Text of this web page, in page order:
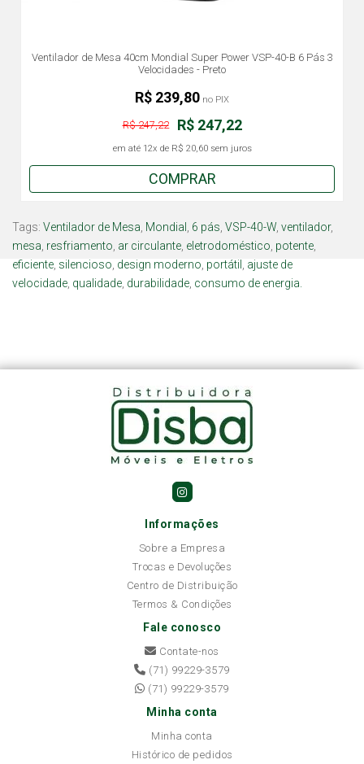
Ventilador de Mesa 40cm Mondial Super Power VSP-40-B 6 Pás 3
Velocidades - Preto
R$ 247,22
R$ 247,22
em até 12x de R$ 20,60sem juros
R$ 239,80 no PIX
COMPRAR
Tags: Ventilador de Mesa Mondial 6 pás VSP-40-W ventilador,
mesa resfriamento ar circulante eletrodoméstico potente
eficiente silencioso design moderno portátil
ajuste de
velocidade qualidade durabilidade consumo de energia.
Informações
Sobre a Empresa
Trocas e Devoluções
Centro de Distribuição
Termos & Condições
Fale conosco
Contate-nos
(71) 99229-3579
(71) 99229-3579
Minha conta
Minha conta
Histórico de pedidos